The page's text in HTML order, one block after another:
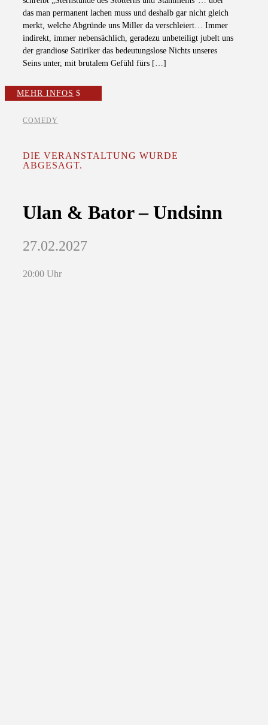
das man permanent lachen muss und deshalb gar nicht gleich
merkt, welche Abgründe uns Miller da verschleiert… Immer
indirekt, immer nebensächlich, geradezu unbeteiligt jubelt uns
der grandiose Satiriker das bedeu­tungslose Nichts unseres
Seins unter, mit brutalem Gefühl fürs […]
MEHR INFOS
COMEDY
DIE VERANSTALTUNG WURDE
ABGESAGT.
Ulan & Bator – Undsinn
27.02.2027
20:00 Uhr